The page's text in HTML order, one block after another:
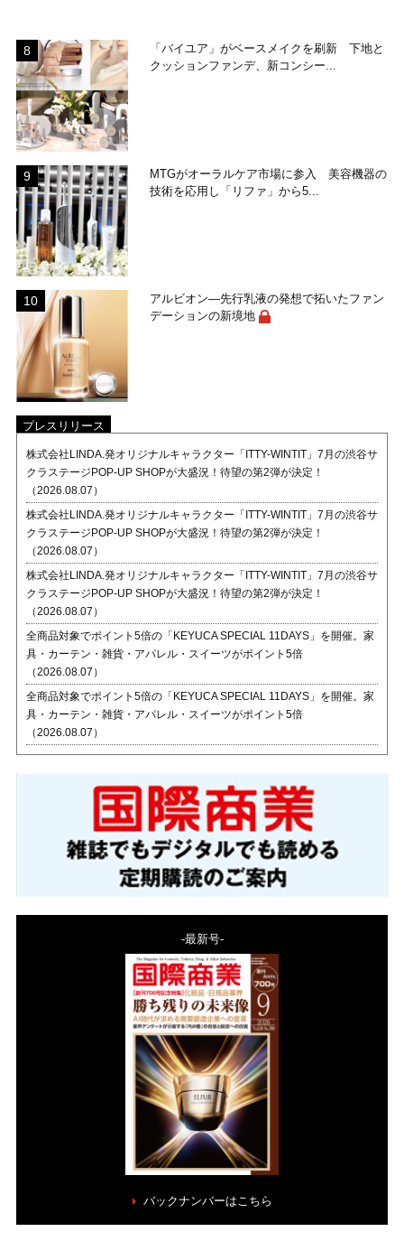
「バイユア」がベースメイクを刷新 下地と
クッションファンデ、新コンシー...
MTGがオーラルケア市場に参入 美容機器の
技術を応用し「リファ」から5...
アルビオン―先行乳液の発想で拓いたファン
デーションの新境地
プレスリリース
株式会社LINDA.発オリジナルキャラクター「ITTY-WINTIT」7月の渋谷サ
クラステージPOP-UP SHOPが大盛況！待望の第2弾が決定！
（2026.08.07）
株式会社LINDA.発オリジナルキャラクター「ITTY-WINTIT」7月の渋谷サ
クラステージPOP-UP SHOPが大盛況！待望の第2弾が決定！
（2026.08.07）
株式会社LINDA.発オリジナルキャラクター「ITTY-WINTIT」7月の渋谷サ
クラステージPOP-UP SHOPが大盛況！待望の第2弾が決定！
（2026.08.07）
全商品対象でポイント5倍の「KEYUCA SPECIAL 11DAYS」を開催。家
具・カーテン・雑貨・アパレル・スイーツがポイント5倍
（2026.08.07）
全商品対象でポイント5倍の「KEYUCA SPECIAL 11DAYS」を開催。家
具・カーテン・雑貨・アパレル・スイーツがポイント5倍
（2026.08.07）
-最新号-
バックナンバーはこちら